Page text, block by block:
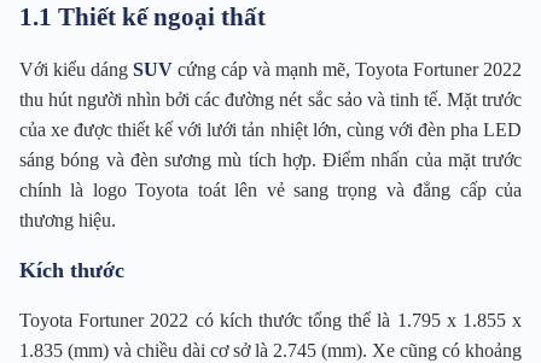
1.1 Thiết kế ngoại thất
Với kiểu dáng SUV cứng cáp và mạnh mẽ, Toyota Fortuner 2022
thu hút người nhìn bởi các đường nét sắc sảo và tinh tế. Mặt trước
của xe được thiết kế với lưới tản nhiệt lớn, cùng với đèn pha LED
sáng bóng và đèn sương mù tích hợp. Điểm nhấn của mặt trước
chính là logo Toyota toát lên vẻ sang trọng và đẳng cấp của
thương hiệu.
Kích thước
Toyota Fortuner 2022 có kích thước tổng thể là 1.795 x 1.855 x
1.835 (mm) và chiều dài cơ sở là 2.745 (mm). Xe cũng có khoảng